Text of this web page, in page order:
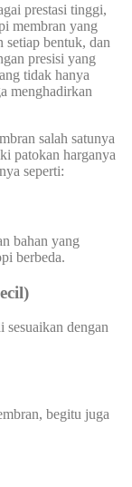
prestasi tinggi,
membran yang
setiap bentuk, dan
presisi yang
tidak hanya
menghadirkan
salah satunya
patokan harganya
seperti:
bahan yang
berbeda.
sesuaikan dengan
begitu juga